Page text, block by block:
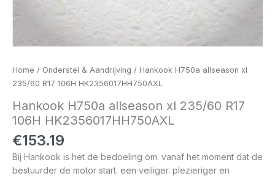
Home / Onderstel & Aandrijving / Hankook H750a allseason xl
235/60 R17 106H HK2356017HH750AXL
Hankook H750a allseason xl 235/60 R17
106H HK2356017HH750AXL
€153.19
Bij Hankook is het de bedoeling om. vanaf het moment dat de
bestuurder de motor start. een veiliger. plezieriger en